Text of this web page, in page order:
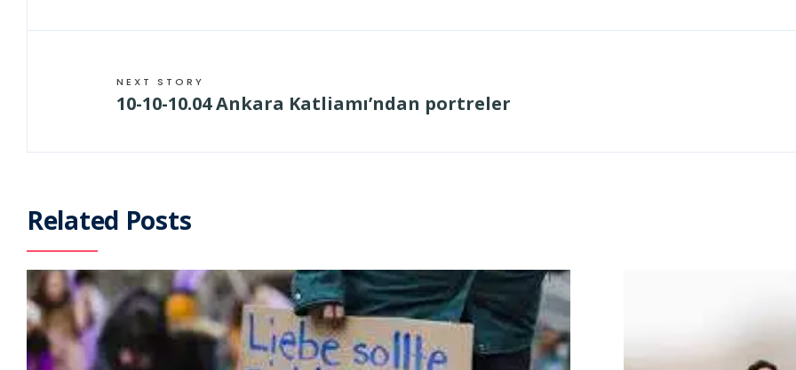
NEXT STORY
10-10-10.04 Ankara Katliamı’ndan portreler
Related Posts